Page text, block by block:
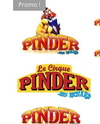
Promo !